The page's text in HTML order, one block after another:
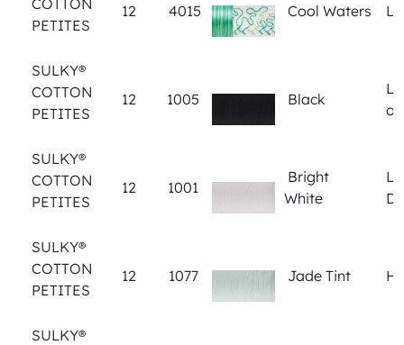
COTTON
PETITES
12 4015 Cool Waters
SULKY®
COTTON
PETITES
12 1005 Black
SULKY®
COTTON
PETITES
12 1001
Bright
White
SULKY®
COTTON
PETITES
12 1077 Jade Tint
SULKY®